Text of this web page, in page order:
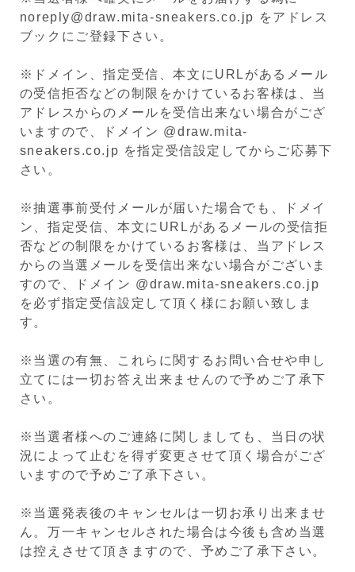
noreply@draw.mita-sneakers.co.jp をアドレス
ブックにご登録下さい。
※ドメイン、指定受信、本文にURLがあるメール
の受信拒否などの制限をかけているお客様は、当
アドレスからのメールを受信出来ない場合がござ
いますので、ドメイン @draw.mita-
sneakers.co.jp を指定受信設定してからご応募下
さい。
※抽選事前受付メールが届いた場合でも、ドメイ
ン、指定受信、本文にURLがあるメールの受信拒
否などの制限をかけているお客様は、当アドレス
からの当選メールを受信出来ない場合がございま
すので、ドメイン @draw.mita-sneakers.co.jp
を必ず指定受信設定して頂く様にお願い致しま
す。
※当選の有無、これらに関するお問い合せや申し
立てには一切お答え出来ませんので予めご了承下
さい。
※当選者様へのご連絡に関しましても、当日の状
況によって止むを得ず変更させて頂く場合がござ
いますので予めご了承下さい。
※ 当選発表後のキャンセルは一切お承り出来ませ
ん。万一キャンセルされた場合は今後も含め当選
は控えさせて頂きますので、予めご了承下さい。